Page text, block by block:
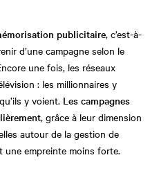
publicitaire, c’est-à-
d’une campagne selon le
une fois, les réseaux
: les millionnaires y
y voient. Les campagnes
, grâce à leur dimension
autour de la gestion de
une empreinte moins forte.